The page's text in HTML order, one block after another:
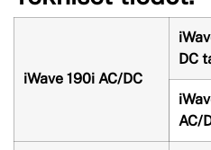
iWave 190i AC/DC
DC
AC/